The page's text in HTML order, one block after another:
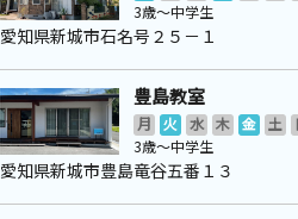
3歳～中学生
愛知県新城市石名号２５－１
豊島教室
月 火 水 木 金 土
3歳～中学生
愛知県新城市豊島竜谷五番１３